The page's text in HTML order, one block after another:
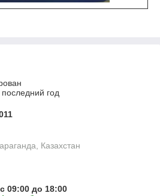
год
Казахстан
09:00 до 18:00